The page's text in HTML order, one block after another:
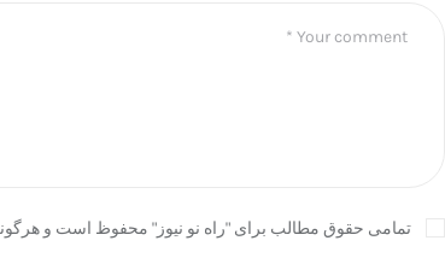
تمامی حقوق مطالب برای "راه نو نیوز" محفوظ است و